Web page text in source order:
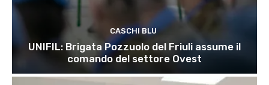
CASCHI BLU
UNIFIL: Brigata Pozzuolo del Friuli assume il
comando del settore Ovest